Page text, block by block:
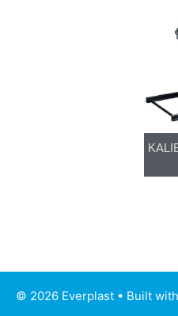
© 2026 Everplast • Built with